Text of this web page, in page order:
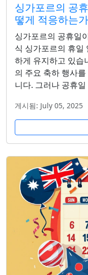
싱가포르의 공
떻게 적응하는가
싱가포르의 공휴일
식 싱가포르의 휴일
하게 유지하고 있습
의 주요 축하 행사
니다. 그러나 공휴
게시됨: July 05, 2025